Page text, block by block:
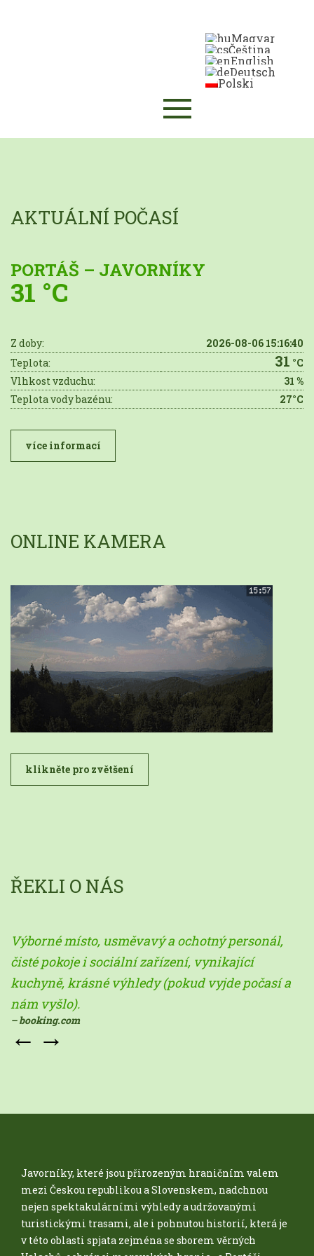
Magyar
Čeština
English
Deutsch
Polski
AKTUÁLNÍ POČASÍ
PORTÁŠ – JAVORNÍKY
31 °C
Z doby:
2026-08-06 15:16:40
Teplota:
31 °C
Vlhkost vzduchu:
31 %
Teplota vody bazénu:
27°C
více informací
ONLINE KAMERA
klikněte pro zvětšení
ŘEKLI O NÁS
Výborné místo, usměvavý a ochotný personál,
čisté pokoje i sociální zařízení, vynikající
kuchyně, krásné výhledy (pokud vyjde počasí a
nám vyšlo).
– booking.com
← →
Javorníky, které jsou přirozeným hraničním valem
mezi Českou republikou a Slovenskem, nadchnou
nejen spektakulárními výhledy a udržovanými
turistickými trasami, ale i pohnutou historií, která je
v této oblasti spjata zejména se sborem věrných